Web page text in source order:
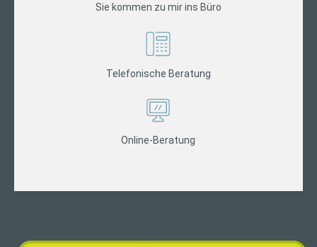
Sie kommen zu mir ins Büro
Telefonische Beratung
Online-Beratung